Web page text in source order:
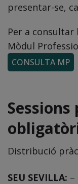
presentar-se,
Per a
Mòdul
CONSULTA MP
Distribució
SEU SEVILLA: –